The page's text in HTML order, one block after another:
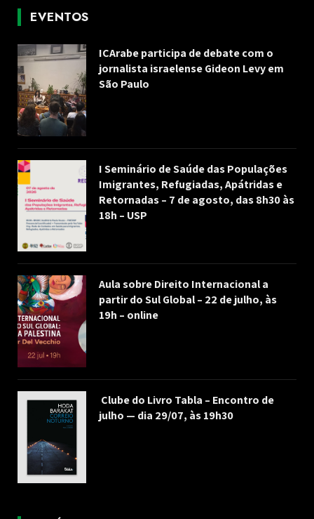
EVENTOS
ICArabe participa de debate com o
jornalista israelense Gideon Levy em
São Paulo
I Seminário de Saúde das Populações
Imigrantes, Refugiadas, Apátridas e
Retornadas – 7 de agosto, das 8h30 às
18h – USP
Aula sobre Direito Internacional a
partir do Sul Global – 22 de julho, às
19h – online
Clube do Livro Tabla – Encontro de
julho — dia 29/07, às 19h30